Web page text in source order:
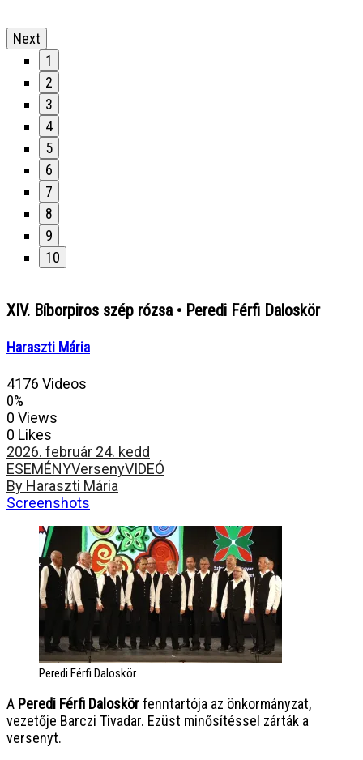
Next
1
2
3
4
5
6
7
8
9
10
XIV. Bíborpiros szép rózsa • Peredi Férfi Daloskör
Haraszti Mária
4176 Videos
0%
0 Views
0 Likes
2026. február 24. kedd
ESEMÉNYVersenyVIDEÓ
By Haraszti Mária
Screenshots
Peredi Férfi Daloskör
A Peredi Férfi Daloskörfenntartója az önkormányzat,
vezetője Barczi Tivadar. Ezüst minősítéssel zárták a
versenyt.